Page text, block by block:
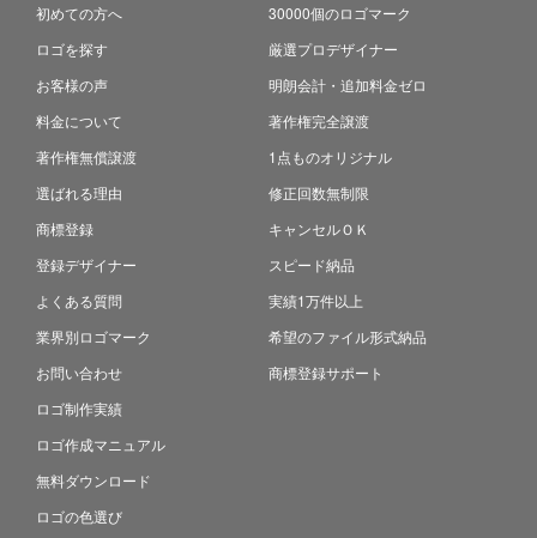
初めての方へ
ロゴを探す
お客様の声
料金について
著作権無償譲渡
選ばれる理由
商標登録
登録デザイナー
よくある質問
業界別ロゴマーク
お問い合わせ
ロゴ制作実績
ロゴ作成マニュアル
無料ダウンロード
ロゴの色選び
30000個のロゴマーク
厳選プロデザイナー
明朗会計・追加料金ゼロ
著作権完全譲渡
1点ものオリジナル
修正回数無制限
キャンセルＯＫ
スピード納品
実績1万件以上
希望のファイル形式納品
商標登録サポート